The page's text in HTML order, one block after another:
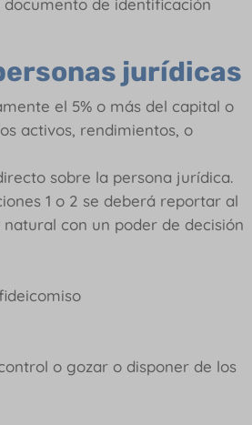
de identificación
jurídicas
el 5% o más del capital o
activos, rendimientos, o
sobre la persona jurídica.
1 o 2 se deberá reportar al
con un poder de decisión
o gozar o disponer de los